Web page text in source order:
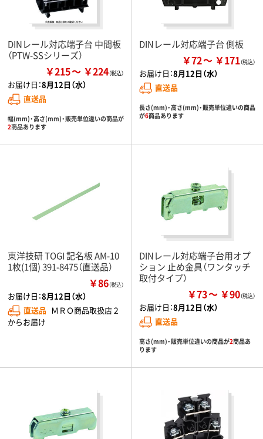
DINレール対応端子台 中間板
（PTW-SSシリーズ）
￥215 ￥224
お届け日：8月12日（水）
直送品
幅(mm)・高さ(mm)・販売単位違いの商品が
2商品あります
DINレール対応端子台 側板
￥72 ￥171
お届け日：8月12日（水）
直送品
長さ(mm)・高さ(mm)・販売単位違いの商品
が6商品あります
東洋技研 TOGI 記名板 AM-10
1枚(1個) 391-8475（直送品）
￥86（税込）
お届け日：8月12日（水）
直送品 ＭＲＯ商品取扱店２
からお届け
DINレール対応端子台用オプ
ション 止め金具（ワンタッチ
取付タイプ）
￥73 ￥90
お届け日：8月12日（水）
直送品
高さ(mm)・販売単位違いの商品が2商品あ
ります